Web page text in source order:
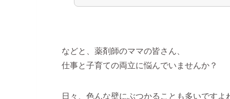
などと、薬剤師のママの皆さん、
仕事と子育ての両立に悩んでいませんか？
日々、色んな壁にぶつかることも多いですよ